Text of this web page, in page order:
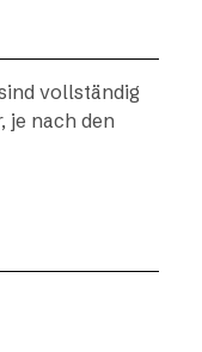
vollständig
je nach den